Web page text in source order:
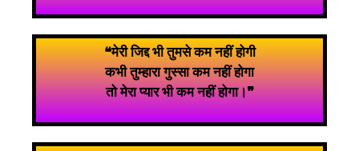
❝मेरी जिद्द भी तुमसे कम नहीं होगी
कभी तुम्हारा गुस्सा कम नहीं होगा
तो मेरा प्यार भी कम नहीं होगा।❞